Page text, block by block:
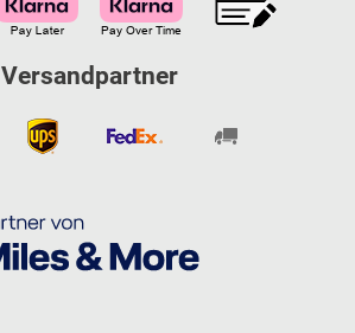
Versandpartner